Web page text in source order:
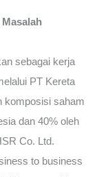
sebagai kerja
PT Kereta
komposisi saham
dan 40% oleh
Co. Ltd.
to business